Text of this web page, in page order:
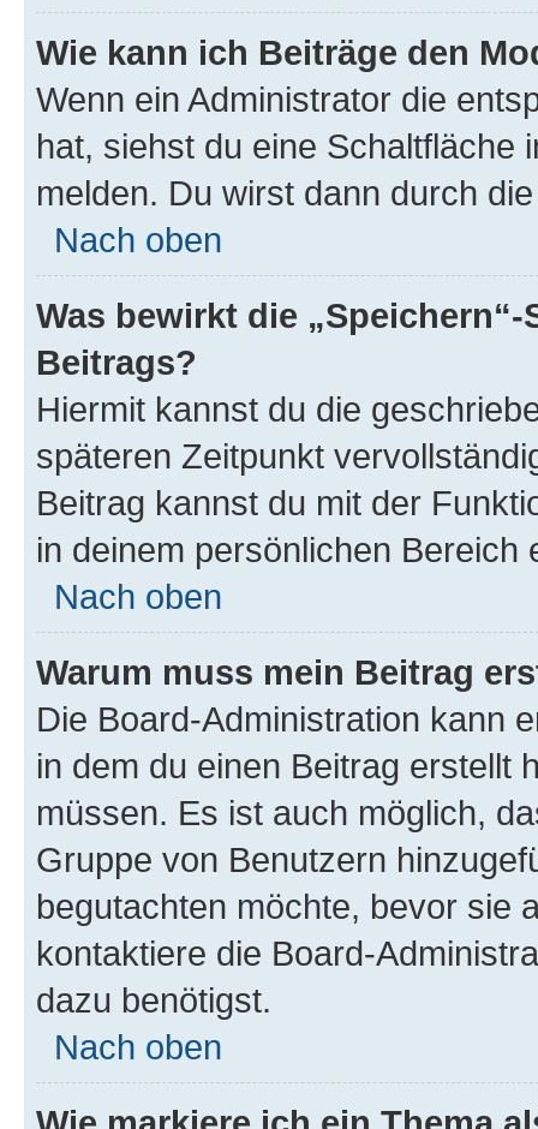
Wie kann ich Beiträge den
Wenn ein Administrator die
hat, siehst du eine Schaltfläche
melden. Du wirst dann durch
Nach oben
Was bewirkt die
Beitrags?
Hiermit kannst du die
späteren Zeitpunkt
Beitrag kannst du mit der
in deinem persönlichen Bereich
Nach oben
Warum muss mein Beitrag
Die Board-Administration kann
in dem du einen Beitrag erstellt
müssen. Es ist auch möglich,
Gruppe von Benutzern
begutachten möchte, bevor sie
kontaktiere die Board-
dazu benötigst.
Nach oben